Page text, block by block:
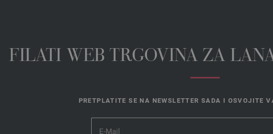
FILATI WEB TRGOVINA ZA
PRETPLATITE SE NA NEWSLETTER SADA I OSVOJITE